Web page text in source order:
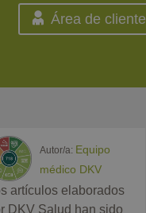
Área de cliente
Autor/a: Equipo
médico DKV
artículos elaborados
DKV Salud han sido